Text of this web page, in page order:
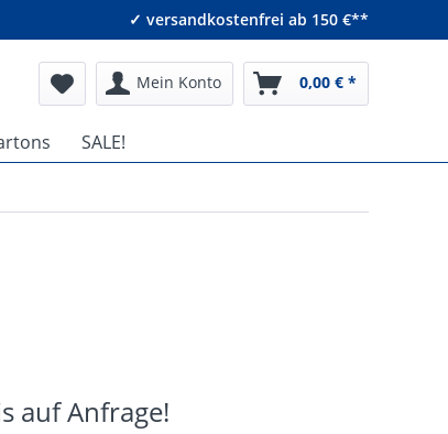
✓ versandkostenfrei ab 150 €**
Mein Konto 0,00 € *
SALE!
auf Anfrage!